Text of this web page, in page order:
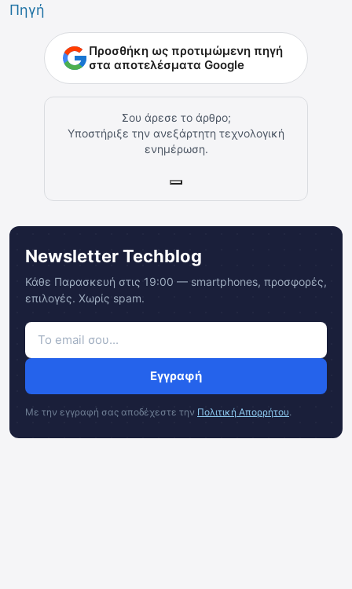
Πηγή
Προσθήκη ως προτιμώμενη πηγή
στα αποτελέσματα Google
Σου άρεσε το άρθρο;
Υποστήριξε την ανεξάρτητη τεχνολογική
ενημέρωση.
Newsletter Techblog
Κάθε Παρασκευή στις 19:00 — smartphones, προσφορές,
επιλογές. Χωρίς spam.
Εγγραφή
Με την εγγραφή σας αποδέχεστε την Πολιτική Απορρήτου.